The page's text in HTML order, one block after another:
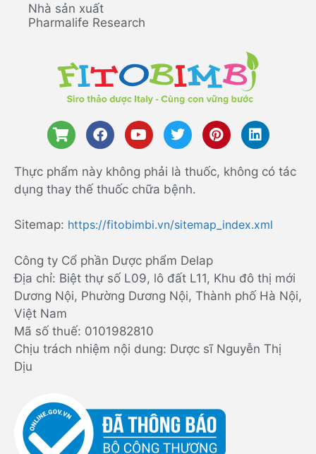
Nhà sản xuất
Pharmalife Research
Thực phẩm này không phải là thuốc, không có tác
dụng thay thế thuốc chữa bệnh.
Sitemap: https://fitobimbi.vn/sitemap_index.xml
Công ty Cổ phần Dược phẩm Delap
Địa chỉ: Biệt thự số L09, lô đất L11, Khu đô thị mới
Dương Nội, Phường Dương Nội, Thành phố Hà Nội,
Việt Nam
Mã số thuế: 0101982810
Chịu trách nhiệm nội dung: Dược sĩ Nguyễn Thị
Dịu